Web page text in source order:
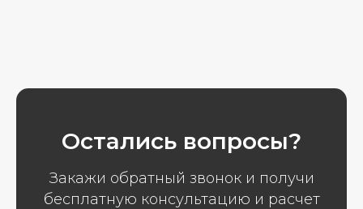
Остались вопросы?
Закажи обратный звонок и получи
бесплатную консультацию и расчет